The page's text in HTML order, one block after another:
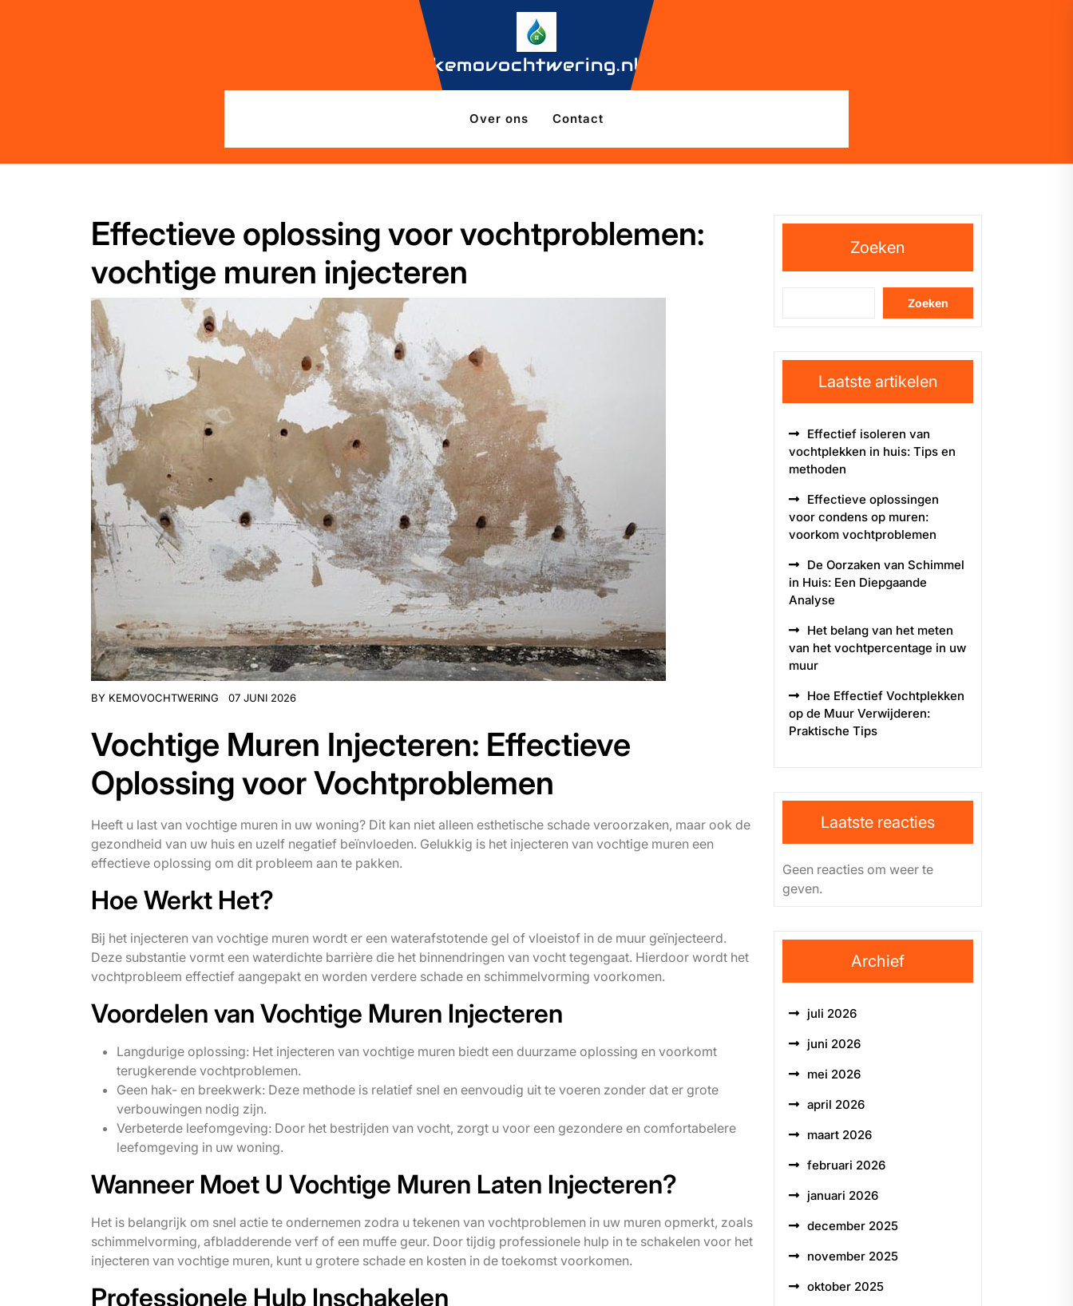
kemovochtwering.nl
Over ons Contact
Effectieve oplossing voor vochtproblemen:
vochtige muren injecteren
BY KEMOVOCHTWERING 07 JUNI 2026
Vochtige Muren Injecteren: Effectieve
Oplossing voor Vochtproblemen
Heeft u last van vochtige muren in uw woning? Dit kan niet alleen esthetische schade veroorzaken, maar ook de
gezondheid van uw huis en uzelf negatief beïnvloeden. Gelukkig is het injecteren van vochtige muren een
effectieve oplossing om dit probleem aan te pakken.
Hoe Werkt Het?
Bij het injecteren van vochtige muren wordt er een waterafstotende gel of vloeistof in de muur geïnjecteerd.
Deze substantie vormt een waterdichte barrière die het binnendringen van vocht tegengaat. Hierdoor wordt het
vochtprobleem effectief aangepakt en worden verdere schade en schimmelvorming voorkomen.
Voordelen van Vochtige Muren Injecteren
Langdurige oplossing: Het injecteren van vochtige muren biedt een duurzame oplossing en voorkomt
terugkerende vochtproblemen.
Geen hak- en breekwerk: Deze methode is relatief snel en eenvoudig uit te voeren zonder dat er grote
verbouwingen nodig zijn.
Verbeterde leefomgeving: Door het bestrijden van vocht, zorgt u voor een gezondere en comfortabelere
leefomgeving in uw woning.
Wanneer Moet U Vochtige Muren Laten Injecteren?
Het is belangrijk om snel actie te ondernemen zodra u tekenen van vochtproblemen in uw muren opmerkt, zoals
schimmelvorming, afbladderende verf of een muffe geur. Door tijdig professionele hulp in te schakelen voor het
injecteren van vochtige muren, kunt u grotere schade en kosten in de toekomst voorkomen.
Professionele Hulp Inschakelen
Zoeken
Zoeken
Laatste artikelen
Effectief isoleren van
vochtplekken in huis: Tips en
methoden
Effectieve oplossingen
voor condens op muren:
voorkom vochtproblemen
De Oorzaken van Schimmel
in Huis: Een Diepgaande
Analyse
Het belang van het meten
van het vochtpercentage in uw
muur
Hoe Effectief Vochtplekken
op de Muur Verwijderen:
Praktische Tips
Laatste reacties
Geen reacties om weer te
geven.
Archief
juli 2026
juni 2026
mei 2026
april 2026
maart 2026
februari 2026
januari 2026
december 2025
november 2025
oktober 2025